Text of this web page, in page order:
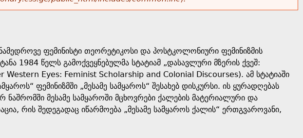
ფემინისტი თეორეტიკოსი და პოსტკოლონიური ფემინიზმის
1984 წელს გამოქვეყნებულმა სტატიამ „დასავლური მზერის ქვეშ:
Eyes: Feminist Scholarship and Colonial Discourses). ამ სტატიაში
ფემინიზმში „მესამე სამყაროს“ შესახებ დისკურსი. ის ყურადღებას
მესამე სამყაროში მცხოვრები ქალების მატერიალური და
რის შედეგადაც იწარმოება „მესამე სამყაროს ქალის“ ერთგვაროვანი,